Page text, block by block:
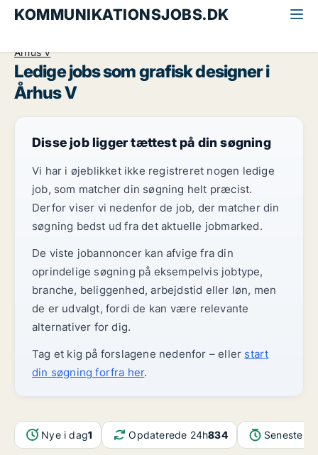
KOMMUNIKATIONSJOBS.DK
Århus V
Ledige jobs som grafisk designer i
Århus V
Disse job ligger tættest på din søgning
Vi har i øjeblikket ikke registreret nogen ledige
job, som matcher din søgning helt præcist.
Derfor viser vi nedenfor de job, der matcher din
søgning bedst ud fra det aktuelle jobmarked.
De viste jobannoncer kan afvige fra din
oprindelige søgning på eksempelvis jobtype,
branche, beliggenhed, arbejdstid eller løn, men
de er udvalgt, fordi de kan være relevante
alternativer for dig.
Tag et kig på forslagene nedenfor – eller start
din søgning forfra her.
Nye i dag1 Opdaterede 24h834 Seneste